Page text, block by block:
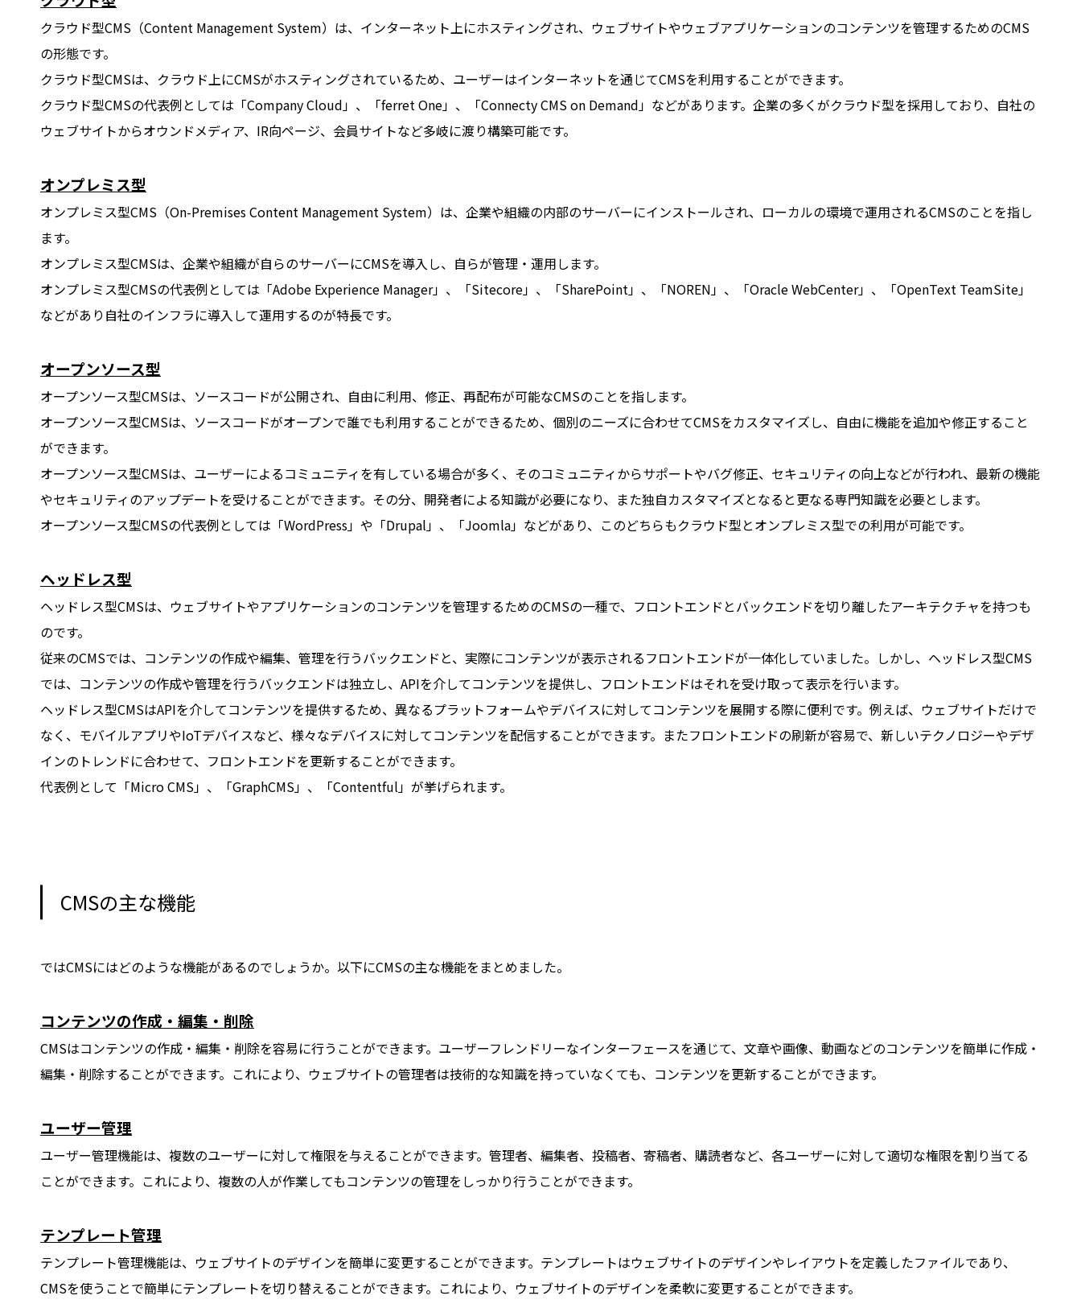
クラウド型CMS（Content Management System）は、インターネット上にホスティングされ、ウェブサイトやウェブアプリケーションのコンテンツを管理するためのCMS
の形態です。
クラウド型CMSは、クラウド上にCMSがホスティングされているため、ユーザーはインターネットを通じてCMSを利用することができます。
クラウド型CMSの代表例としては「Company Cloud」、「ferret One」、「Connecty CMS on Demand」などがあります。企業の多くがクラウド型を採用しており、自社の
ウェブサイトからオウンドメディア、IR向ページ、会員サイトなど多岐に渡り構築可能です。
オンプレミス型
オンプレミス型CMS（On-Premises Content Management System）は、企業や組織の内部のサーバーにインストールされ、ローカルの環境で運用されるCMSのことを指し
ます。
オンプレミス型CMSは、企業や組織が自らのサーバーにCMSを導入し、自らが管理・運用します。
オンプレミス型CMSの代表例としては「Adobe Experience Manager」、「Sitecore」、「SharePoint」、「NOREN」、「Oracle WebCenter」、「OpenText TeamSite」
などがあり自社のインフラに導入して運用するのが特長です。
オープンソース型
オープンソース型CMSは、ソースコードが公開され、自由に利用、修正、再配布が可能なCMSのことを指します。
オープンソース型CMSは、ソースコードがオープンで誰でも利用することができるため、個別のニーズに合わせてCMSをカスタマイズし、自由に機能を追加や修正すること
ができます。
オープンソース型CMSは、ユーザーによるコミュニティを有している場合が多く、そのコミュニティからサポートやバグ修正、セキュリティの向上などが行われ、最新の機能
やセキュリティのアップデートを受けることができます。その分、開発者による知識が必要になり、また独自カスタマイズとなると更なる専門知識を必要とします。
オープンソース型CMSの代表例としては「WordPress」や「Drupal」、「Joomla」などがあり、このどちらもクラウド型とオンプレミス型での利用が可能です。
ヘッドレス型
ヘッドレス型CMSは、ウェブサイトやアプリケーションのコンテンツを管理するためのCMSの一種で、フロントエンドとバックエンドを切り離したアーキテクチャを持つも
のです。
従来のCMSでは、コンテンツの作成や編集、管理を行うバックエンドと、実際にコンテンツが表示されるフロントエンドが一体化していました。しかし、ヘッドレス型CMS
では、コンテンツの作成や管理を行うバックエンドは独立し、APIを介してコンテンツを提供し、フロントエンドはそれを受け取って表示を行います。
ヘッドレス型CMSはAPIを介してコンテンツを提供するため、異なるプラットフォームやデバイスに対してコンテンツを展開する際に便利です。例えば、ウェブサイトだけで
なく、モバイルアプリやIoTデバイスなど、様々なデバイスに対してコンテンツを配信することができます。またフロントエンドの刷新が容易で、新しいテクノロジーやデザ
インのトレンドに合わせて、フロントエンドを更新することができます。
代表例として「Micro CMS」、「GraphCMS」、「Contentful」が挙げられます。
CMSの主な機能
ではCMSにはどのような機能があるのでしょうか。以下にCMSの主な機能をまとめました。
コンテンツの作成・編集・削除
CMSはコンテンツの作成・編集・削除を容易に行うことができます。ユーザーフレンドリーなインターフェースを通じて、文章や画像、動画などのコンテンツを簡単に作成・
編集・削除することができます。これにより、ウェブサイトの管理者は技術的な知識を持っていなくても、コンテンツを更新することができます。
ユーザー管理
ユーザー管理機能は、複数のユーザーに対して権限を与えることができます。管理者、編集者、投稿者、寄稿者、購読者など、各ユーザーに対して適切な権限を割り当てる
ことができます。これにより、複数の人が作業してもコンテンツの管理をしっかり行うことができます。
テンプレート管理
テンプレート管理機能は、ウェブサイトのデザインを簡単に変更することができます。テンプレートはウェブサイトのデザインやレイアウトを定義したファイルであり、
CMSを使うことで簡単にテンプレートを切り替えることができます。これにより、ウェブサイトのデザインを柔軟に変更することができます。